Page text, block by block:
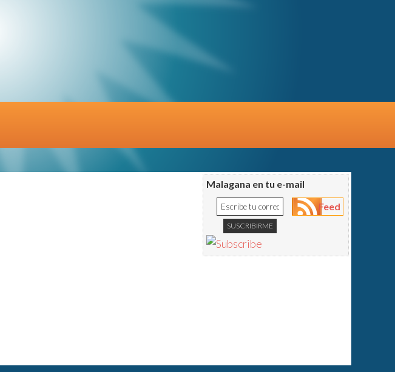
Malagana en tu e-mail
Feed